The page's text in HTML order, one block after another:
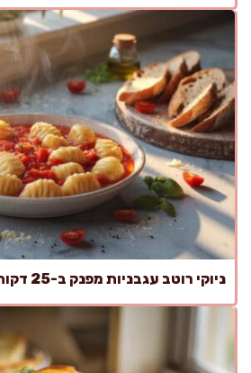
ניוקי רוטב עגבניות מפנק ב-25 דקות, בלי שמנת בכלל